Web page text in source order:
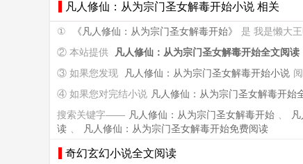
凡人修仙：从为宗门圣女解毒开始小说 相关
① 《凡人修仙：从为宗门圣女解毒开始》
是 我是懒大
② 本站提供
凡人修仙：从为宗门圣女解毒开始全文阅读
③ 如果您发现
凡人修仙：从为宗门圣女解毒开始小说
④ 如果您对完结小说 凡人修仙：从为宗门圣女解毒开始
搜索关键字—— 凡人修仙：从为宗门圣女解毒开始 、
读 、 凡人修仙：从为宗门圣女解毒开始免费阅读
奇幻玄幻小说全文阅读